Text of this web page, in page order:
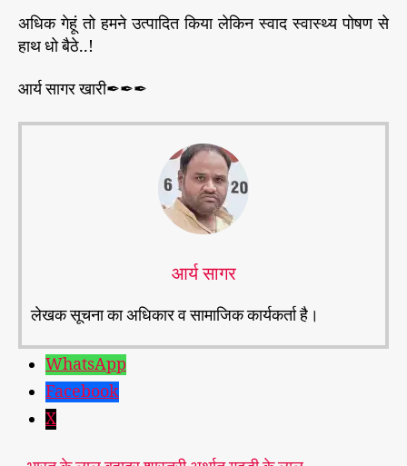
अधिक गेहूं तो हमने उत्पादित किया लेकिन स्वाद स्वास्थ्य पोषण से
हाथ धो बैठे..!
आर्य सागर खारी✒✒✒
आर्य सागर
लेखक सूचना का अधिकार व सामाजिक कार्यकर्ता है।
WhatsApp
Facebook
X